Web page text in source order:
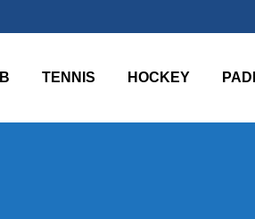
TENNIS HOCKEY